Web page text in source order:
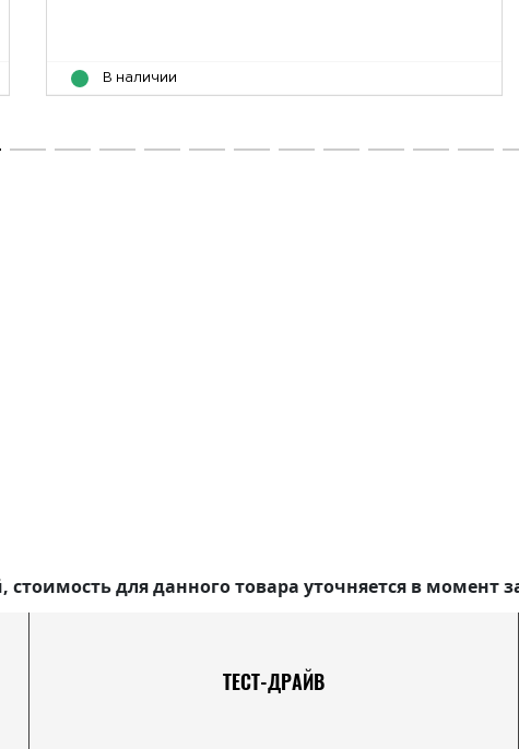
В наличии
для данного товара уточняется в момент
ТЕСТ-ДРАЙВ